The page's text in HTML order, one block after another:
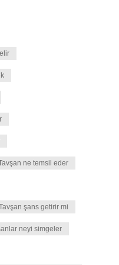
ne temsil eder
şans getirir mi
neyi simgeler